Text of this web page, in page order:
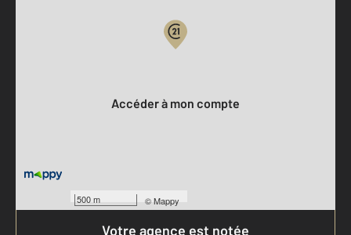
500 m ©Mappy
Accéder à mon compte
Votre agence est notée